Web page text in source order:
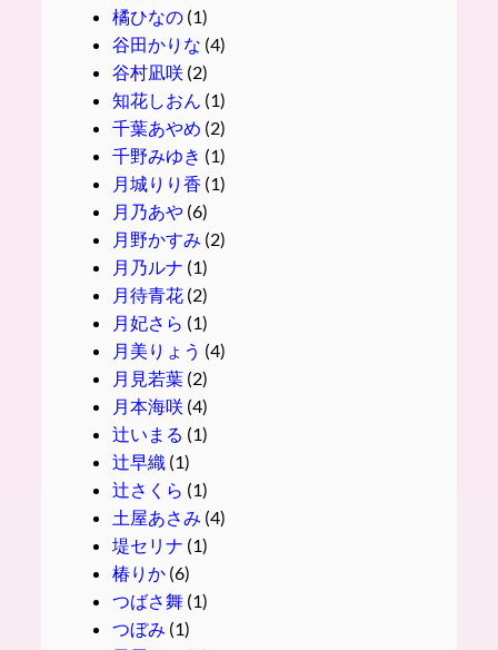
橘ひなの(1)
谷田かりな (4)
谷村凪咲(2)
知花しおん (1)
千葉あやめ (2)
千野みゆき (1)
月城りり香 (1)
月乃あや(6)
月野かすみ (2)
月乃ルナ (1)
月待青花(2)
月妃さら (1)
月美りょう (4)
月見若葉(2)
月本海咲(4)
辻いまる (1)
辻早織 (1)
辻さくら (1)
土屋あさみ (4)
堤セリナ (1)
椿りか(6)
つばさ舞(1)
つぼみ (1)